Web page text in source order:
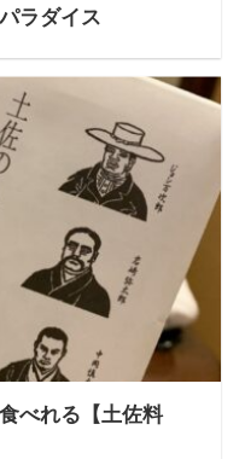
ラダイス
べれる【土佐料